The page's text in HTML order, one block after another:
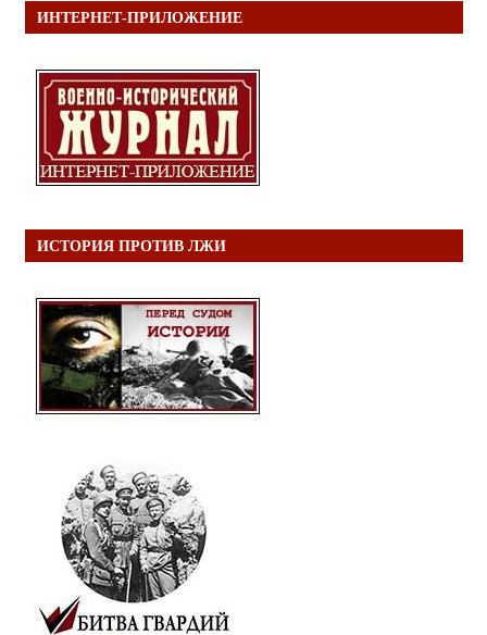
ИНТЕРНЕТ-ПРИЛОЖЕНИЕ
ИСТОРИЯ ПРОТИВ ЛЖИ